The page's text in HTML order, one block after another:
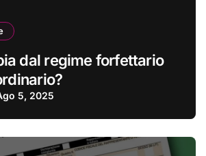
dal regime forfettario
5, 2025